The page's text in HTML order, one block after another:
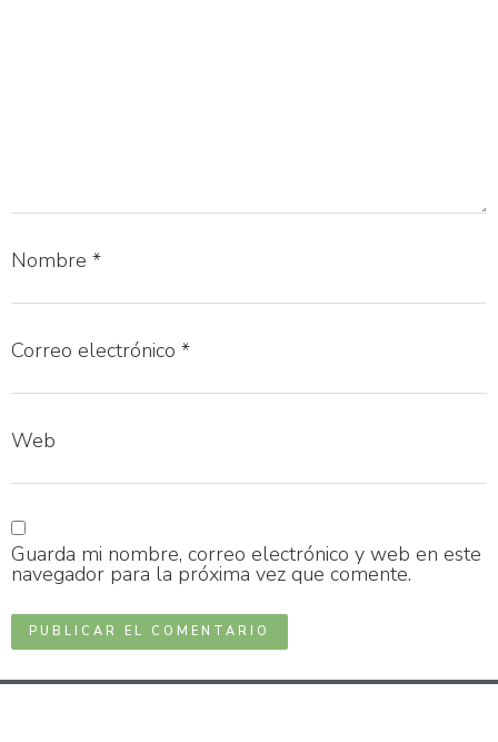
Nombre *
Correo electrónico *
Web
Guarda mi nombre, correo electrónico y web en este
navegador para la próxima vez que comente.